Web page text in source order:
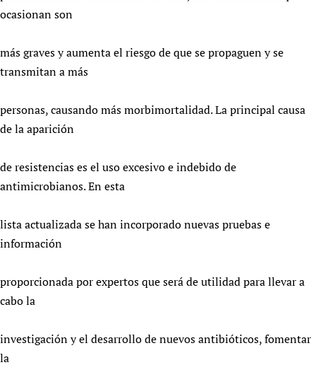
ocasionan son
más graves y aumenta el riesgo de que se propaguen y se
transmitan a más
personas, causando más morbimortalidad. La principal causa
de la aparición
de resistencias es el uso excesivo e indebido de
antimicrobianos. En esta
lista actualizada se han incorporado nuevas pruebas e
información
proporcionada por expertos que será de utilidad para llevar a
cabo la
investigación y el desarrollo de nuevos antibióticos, fomentar
la